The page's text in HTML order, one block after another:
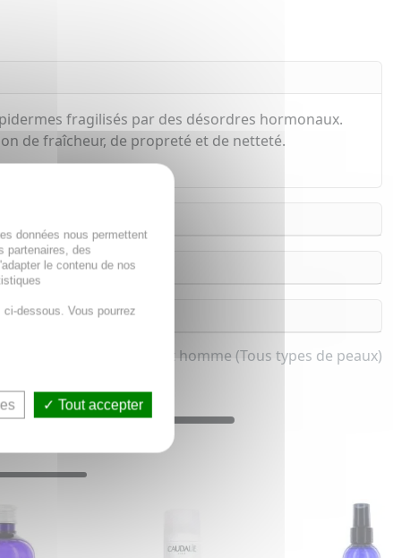
fragilisés par des désordres hormonaux.
de fraîcheur, de propreté et de netteté.
beauté bio pour femme et homme (Tous types de peaux)
données nous permettent
partenaires, des
le contenu de nos
dessous. Vous pourrez
Tout accepter